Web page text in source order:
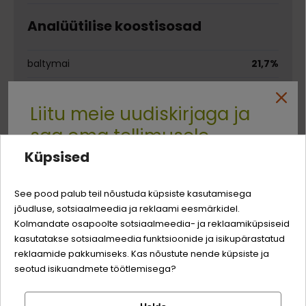
Analüütilise koostisosad
baltymai
21,7%
9.1%
žali pelenai
kalcis
fosforas
0,58%
Söödalisandid
propiono rūgštis, kalio sorbatas, antioksidantai -
Quality:
Logi sisse
Registreeru
Liitu meie uudiskirjaga ja
saa oma tellimusele
-3% soodustust
Sina ja su perekonna parim sõber väärite veel
odavamat hinda!
Küpsised
See pood palub teil nõustuda küpsiste kasutamisega
jõudluse, sotsiaalmeedia ja reklaami eesmärkidel.
Kolmandate osapoolte sotsiaalmeedia- ja reklaamiküpsiseid
kasutatakse sotsiaalmeedia funktsioonide ja isikupärastatud
reklaamide pakkumiseks. Kas nõustute nende küpsiste ja
seotud isikuandmete töötlemisega?